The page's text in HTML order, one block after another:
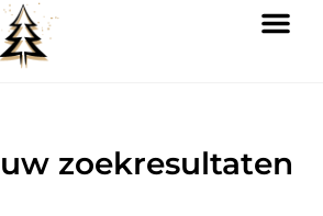
zoekresultaten